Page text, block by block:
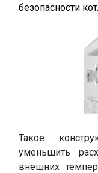
безопасности
Такое
уменьшить
внешних